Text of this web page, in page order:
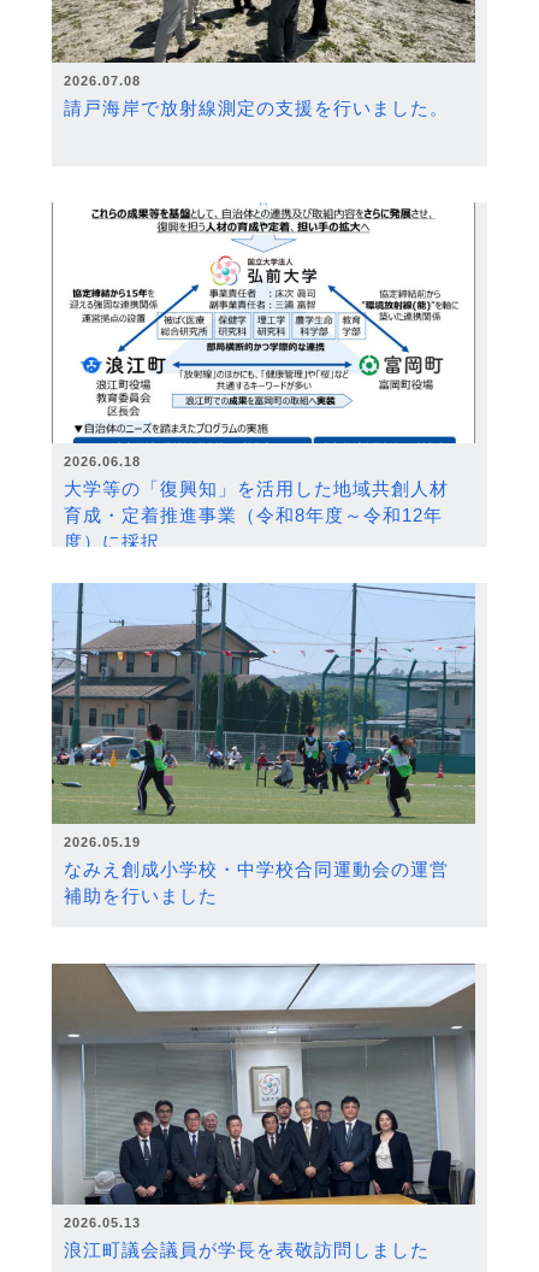
2026.07.08
請戸海岸で放射線測定の支援を行いました。
2026.06.18
大学等の「復興知」を活用した地域共創人材
育成・定着推進事業（令和8年度～令和12年
度）に採択
2026.05.19
なみえ創成小学校・中学校合同運動会の運営
補助を行いました
2026.05.13
浪江町議会議員が学長を表敬訪問しました